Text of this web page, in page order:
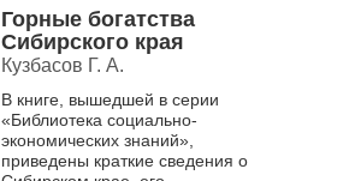
влиянием солнца и других
небесных тел.
Горные богатства
Сибирского края
Кузбасов Г. А.
В книге, вышедшей в серии
«Библиотека социально-
экономических знаний»,
приведены краткие сведения о